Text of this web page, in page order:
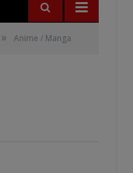
» Anime / Manga